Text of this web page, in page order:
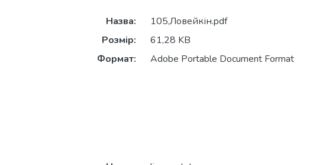
Назва:
105,Ловейкін.pdf
Розмір:
61,28 KB
Формат:
Adobe Portable Document Format